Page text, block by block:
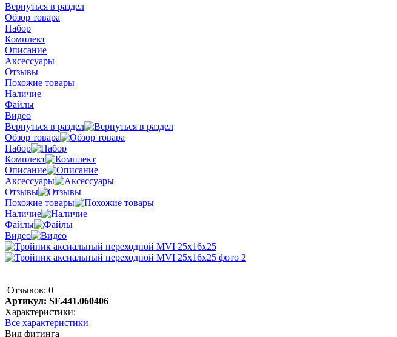
Вернуться в раздел
Обзор товара
Набор
Комплект
Описание
Аксессуары
Отзывы
Похожие товары
Наличие
Файлы
Видео
Вернуться в раздел
Обзор товара
Набор
Комплект
Описание
Аксессуары
Отзывы
Похожие товары
Наличие
Файлы
Видео
Отзывов: 0
Артикул: SF.441.060406
Характеристики:
Все характеристики
Вид фитинга